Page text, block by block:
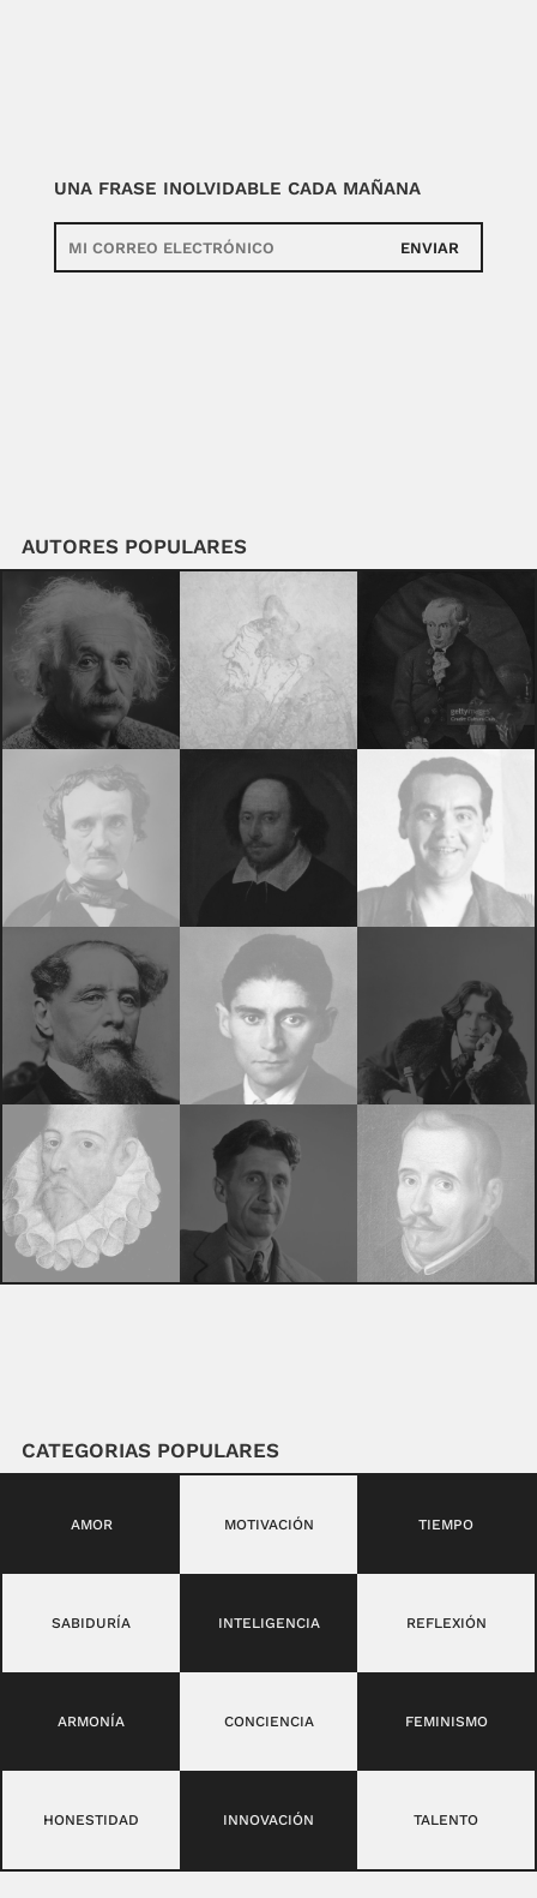
UNA FRASE INOLVIDABLE CADA MAÑANA
ENVIAR
AUTORES POPULARES
CATEGORIAS POPULARES
AMOR MOTIVACIÓN TIEMPO
SABIDURÍA INTELIGENCIA REFLEXIÓN
ARMONÍA CONCIENCIA FEMINISMO
HONESTIDAD INNOVACIÓN TALENTO